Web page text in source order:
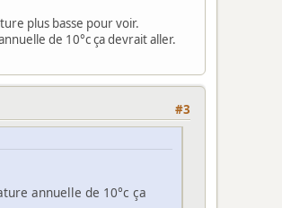
plus basse pour voir.
de 10°c ça devrait aller.
#3
annuelle de 10°c ça